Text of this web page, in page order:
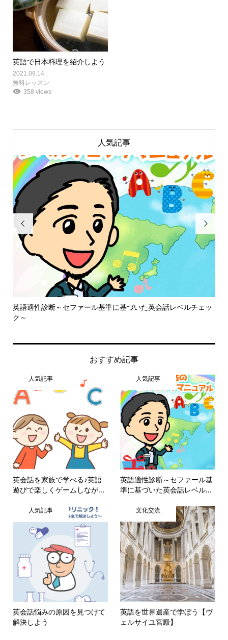
英語で日本料理を紹介しよう
2021.09.14
無料レッスン
358 views
人気記事

英語適性診断～セファール基準に基づいた英会話レベルチェッ
ク～

おすすめ記事
人気記事
英会話を家族で学べる♪英語
遊びで楽しくゲームしなが...
人気記事
英語適性診断～セファール基
準に基づいた英会話レベル...
人気記事
英会話悩みの原因を見つけて
解決しよう
文化交流
英語を世界遺産で学ぼう【ヴ
ェルサイユ宮殿】